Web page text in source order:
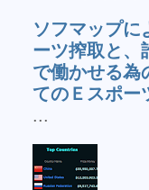
ソフマップに
ーツ搾取と、
で働かせる為
てのＥスポー
...